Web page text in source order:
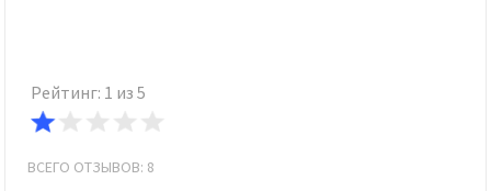
Рейтинг: 1 из 5
ВСЕГО ОТЗЫВОВ: 8